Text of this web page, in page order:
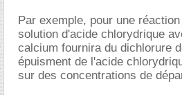
Par exemple, pour une
solution d'acide chlorydrique
calcium fournira du dichlorure
épuisment de l'acide
sur des concentrations de